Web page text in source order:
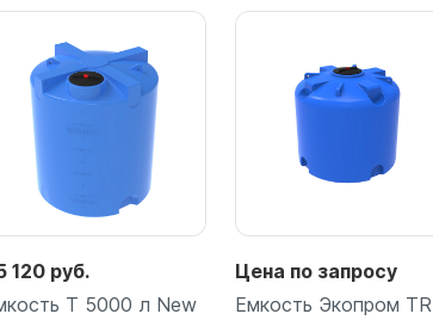
120 руб.
T 5000 л New
Цена по запросу
Емкость Экопром TR